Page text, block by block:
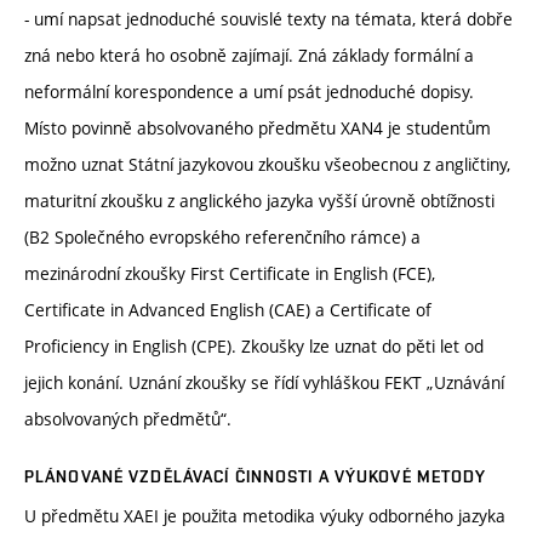
- umí napsat jednoduché souvislé texty na témata, která dobře
zná nebo která ho osobně zajímají. Zná základy formální a
neformální korespondence a umí psát jednoduché dopisy.
Místo povinně absolvovaného předmětu XAN4 je studentům
možno uznat Státní jazykovou zkoušku všeobecnou z angličtiny,
maturitní zkoušku z anglického jazyka vyšší úrovně obtížnosti
(B2 Společného evropského referenčního rámce) a
mezinárodní zkoušky First Certificate in English (FCE),
Certificate in Advanced English (CAE) a Certificate of
Proficiency in English (CPE). Zkoušky lze uznat do pěti let od
jejich konání. Uznání zkoušky se řídí vyhláškou FEKT „Uznávání
absolvovaných předmětů“.
PLÁNOVANÉ VZDĚLÁVACÍ ČINNOSTI A VÝUKOVÉ METODY
U předmětu XAEI je použita metodika výuky odborného jazyka